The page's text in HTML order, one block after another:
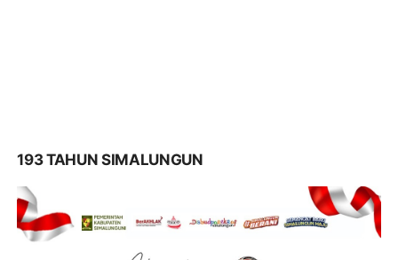
193 TAHUN SIMALUNGUN